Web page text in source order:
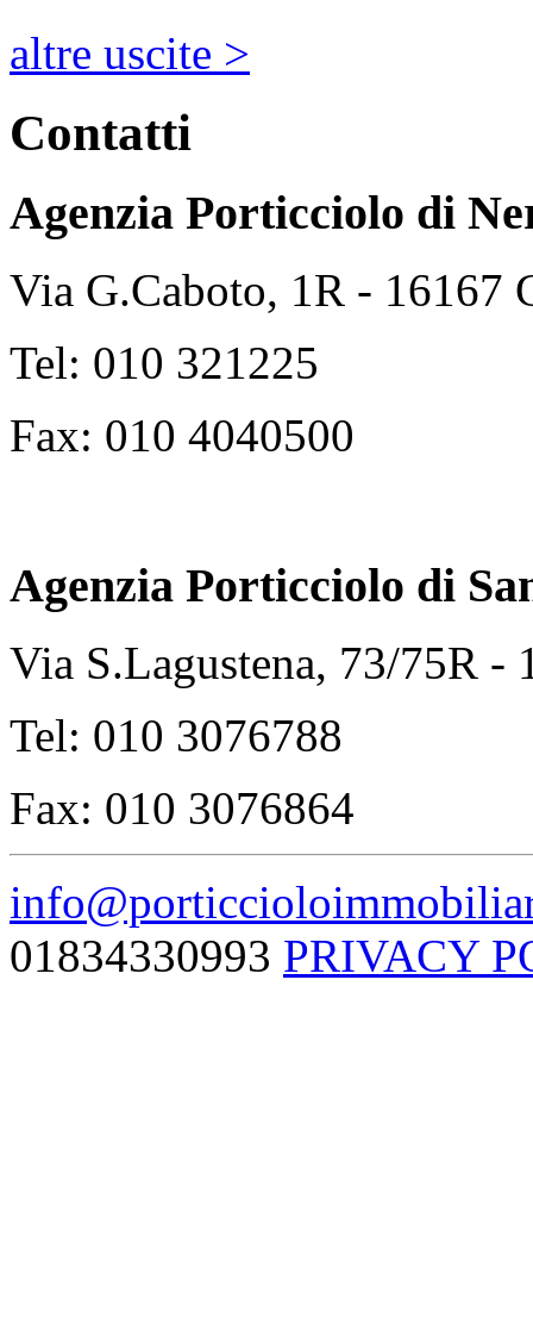
altre uscite >
Contatti
Agenzia Porticciolo di
Via G.Caboto, 1R - 16167
Tel: 010 321225
Fax: 010 4040500
Agenzia Porticciolo di
Via S.Lagustena, 73/75R -
Tel: 010 3076788
Fax: 010 3076864
01834330993 PRIVACY